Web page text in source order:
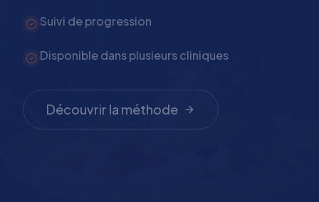
Suivi de progression
Disponible dans plusieurs cliniques
Découvrir la méthode